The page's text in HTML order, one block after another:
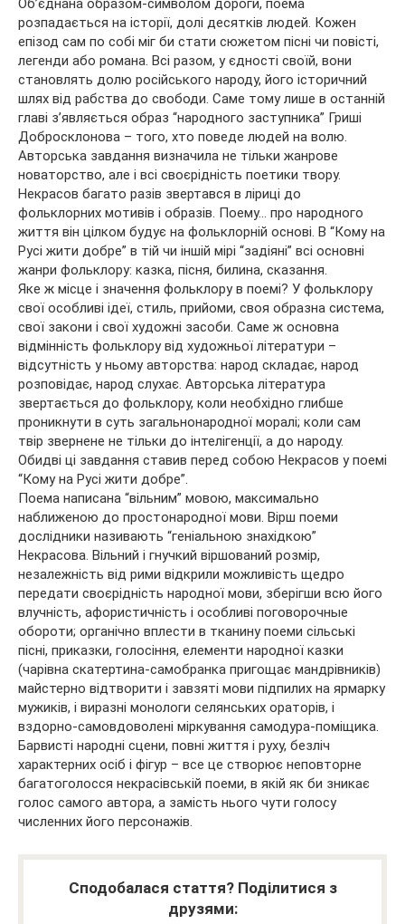
Об’єднана образом-символом дороги, поема
розпадається на історії, долі десятків людей. Кожен
епізод сам по собі міг би стати сюжетом пісні чи повісті,
легенди або романа. Всі разом, у єдності своїй, вони
становлять долю російського народу, його історичний
шлях від рабства до свободи. Саме тому лише в останній
главі з’являється образ “народного заступника” Гриші
Добросклонова – того, хто поведе людей на волю.
Авторська завдання визначила не тільки жанрове
новаторство, але і всі своєрідність поетики твору.
Некрасов багато разів звертався в ліриці до
фольклорних мотивів і образів. Поему… про народного
життя він цілком будує на фольклорній основі. В “Кому на
Русі жити добре” в тій чи іншій мірі “задіяні” всі основні
жанри фольклору: казка, пісня, билина, сказання.
Яке ж місце і значення фольклору в поемі? У фольклору
свої особливі ідеї, стиль, прийоми, своя образна система,
свої закони і свої художні засоби. Саме ж основна
відмінність фольклору від художньої літератури –
відсутність у ньому авторства: народ складає, народ
розповідає, народ слухає. Авторська література
звертається до фольклору, коли необхідно глибше
проникнути в суть загальнонародної моралі; коли сам
твір звернене не тільки до інтелігенції, а до народу.
Обидві ці завдання ставив перед собою Некрасов у поемі
“Кому на Русі жити добре”.
Поема написана “вільним” мовою, максимально
наближеною до простонародної мови. Вірш поеми
дослідники називають “геніальною знахідкою”
Некрасова. Вільний і гнучкий віршований розмір,
незалежність від рими відкрили можливість щедро
передати своєрідність народної мови, зберігши всю його
влучність, афористичність і особливі поговорочные
обороти; органічно вплести в тканину поеми сільські
пісні, приказки, голосіння, елементи народної казки
(чарівна скатертина-самобранка пригощає мандрівників)
майстерно відтворити і завзяті мови підпилих на ярмарку
мужиків, і виразні монологи селянських ораторів, і
вздорно-самовдоволені міркування самодура-поміщика.
Барвисті народні сцени, повні життя і руху, безліч
характерних осіб і фігур – все це створює неповторне
багатоголосся некрасівській поеми, в якій як би зникає
голос самого автора, а замість нього чути голосу
численних його персонажів.
Сподобалася стаття? Поділитися з
друзями: